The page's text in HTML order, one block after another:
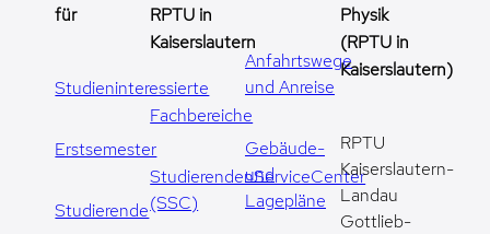
für
Studieninteressierte
Erstsemester
Studierende
RPTU in
Kaiserslautern
Fachbereiche
StudierendenServiceCenter
(SSC)
Anfahrtswege
und Anreise
Gebäude-
und
Lagepläne
Physik
(RPTU in
Kaiserslautern)
RPTU
Kaiserslautern-
Landau
Gottlieb-